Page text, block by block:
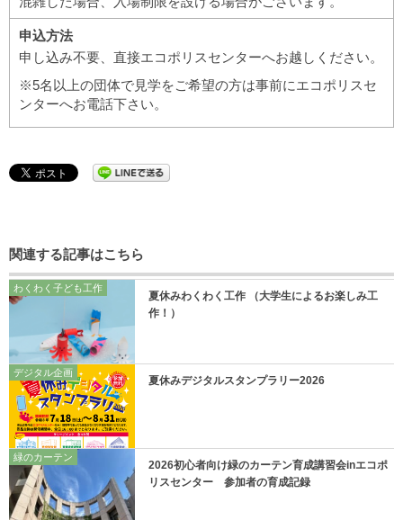
申込方法
申し込み不要、直接エコポリスセンターへお越しください。
※5名以上の団体で見学をご希望の方は事前にエコポリスセ
ンターへお電話下さい。
関連する記事はこちら
わくわく子ども工作
夏休みわくわく工作 （大学生によるお楽しみ工
作！）
デジタル企画
夏休みデジタルスタンプラリー2026
緑のカーテン
2026初心者向け緑のカーテン育成講習会inエコポ
リスセンター 参加者の育成記録